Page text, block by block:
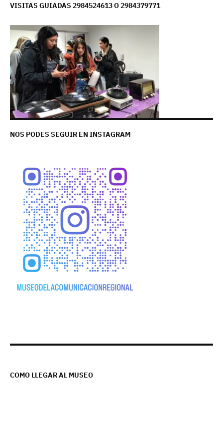
VISITAS GUIADAS 2984524613 O 2984379771
NOS PODES SEGUIR EN INSTAGRAM
COMO LLEGAR AL MUSEO